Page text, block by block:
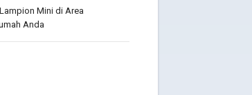
Mini di Area
Anda